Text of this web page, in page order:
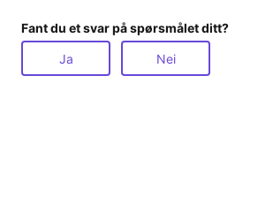
Fant du et svar på spørsmålet ditt?
Ja Nei